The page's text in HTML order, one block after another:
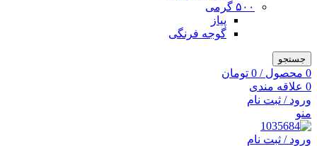
۵۰۰ گرمی
پیاز
گوجه فرنگی
جستجو
0 محصول /
0 تومان
0 علاقه مندی
ورود / ثبت نام
منو
ورود / ثبت نام